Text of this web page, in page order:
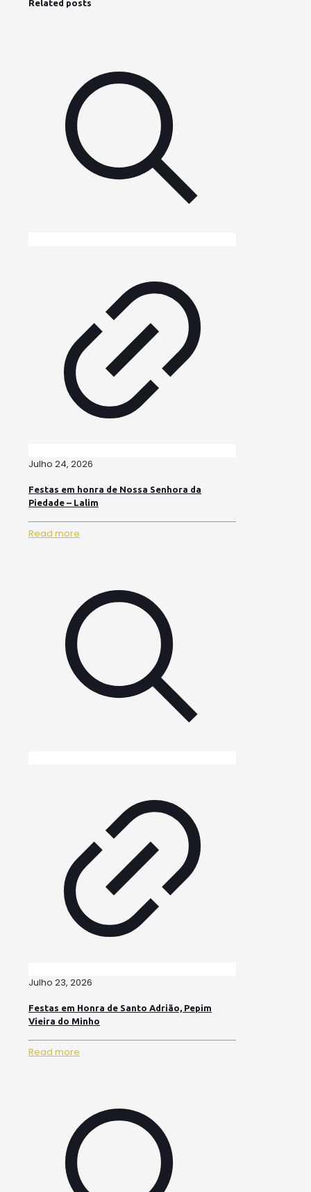
Related posts
Julho 24, 2026
Festas em honra de Nossa Senhora da
Piedade – Lalim
Read more
Julho 23, 2026
Festas em Honra de Santo Adrião, Pepim
Vieira do Minho
Read more